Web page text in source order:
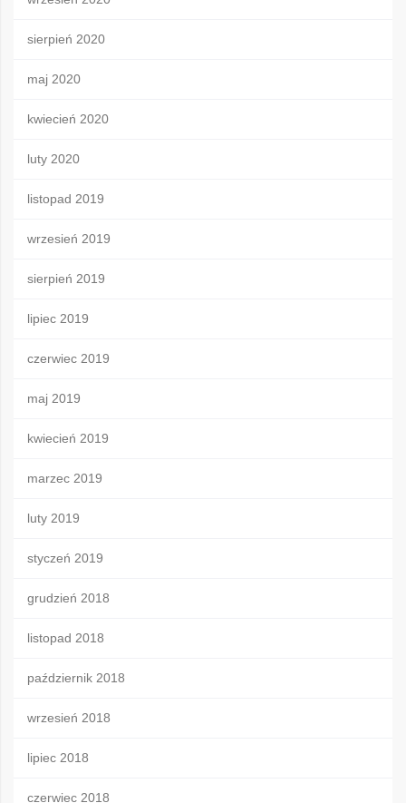
sierpień 2020
maj 2020
kwiecień 2020
luty 2020
listopad 2019
wrzesień 2019
sierpień 2019
lipiec 2019
czerwiec 2019
maj 2019
kwiecień 2019
marzec 2019
luty 2019
styczeń 2019
grudzień 2018
listopad 2018
październik 2018
wrzesień 2018
lipiec 2018
czerwiec 2018